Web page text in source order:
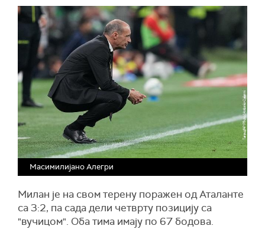
Масимилијано Алегри
Милан је на свом терену поражен од Аталанте
са 3:2, па сада дели четврту позицију са
"вучицом". Оба тима имају по 67 бодова.